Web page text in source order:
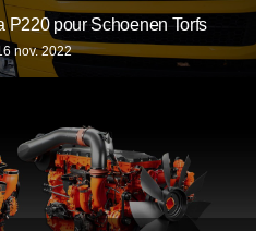
P220 pour Schoenen Torfs
nov. 2022